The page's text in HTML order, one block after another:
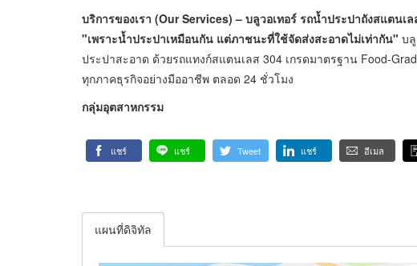
บริการของเรา (Our Services) – บลูวอเทอร์ รถน้ำประปาถังสแตนเ
"เพราะน้ำประปาเหมือนกัน แต่ภาชนะที่ใช้จัดส่งสะอาดไม่เท่ากัน" บ
ประปาสะอาด ด้วยรถแทงก์สแตนเลส 304 เกรดมาตรฐาน Food-
ทุกภาคธุรกิจอย่างมืออาชีพ ตลอด 24 ชั่วโมง
กลุ่มอุตสาหกรรม
แชร์ แชร์ Tweet แชร์ อีเมล
แผนที่ดิจิทัล